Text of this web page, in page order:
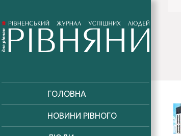
ГОЛОВНА
НОВИНИ РІВНОГО